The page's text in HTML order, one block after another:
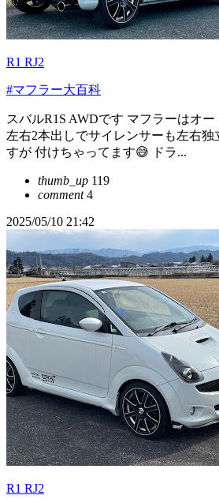
R1 RJ2
#マフラー大百科
スバルR1S AWDです マフラーはオ
左右2本出しでサイレンサーも左右
すが 付けちゃってます😅 ドラ...
thumb_up 119
comment4
2025/05/10 21:42
R1 RJ2